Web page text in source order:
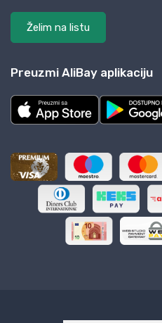
Želim na listu
Preuzmi AliBay aplikaciju